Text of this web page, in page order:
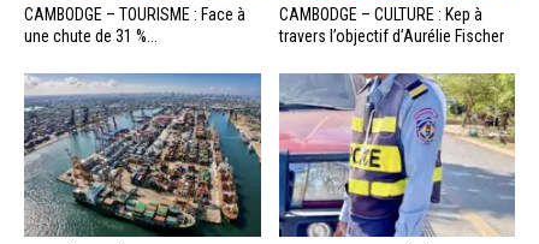
CAMBODGE – TOURISME : Face à
une chute de 31 %...
CAMBODGE – CULTURE : Kep à
travers l’objectif d’Aurélie Fischer